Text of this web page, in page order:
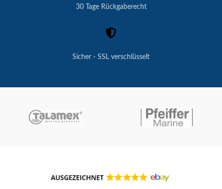
30 Tage Rückgaberecht
Sicher - SSL verschlüsselt